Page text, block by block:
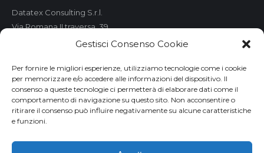
Gestisci Consenso Cookie
Per fornire le migliori esperienze, utilizziamo tecnologie come i cookie
per memorizzare e/o accedere alle informazioni del dispositivo. Il
consenso a queste tecnologie ci permetterà di elaborare dati come il
comportamento di navigazione su questo sito. Non acconsentire o
ritirare il consenso può influire negativamente su alcune caratteristiche
e funzioni.
Datatex Consulting S.r.l.
Via Romana II traversa, 39
Telefono: 0583 490 473
Fax: 0583 490 485
Email: market@geasoft.com
Privacy